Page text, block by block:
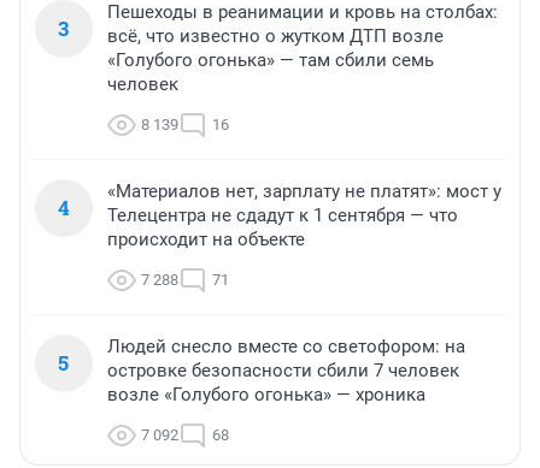
3
Пешеходы в реанимации и кровь на столбах:
всё, что известно о жутком ДТП возле
«Голубого огонька» — там сбили семь
человек
8 139 16
4
«Материалов нет, зарплату не платят»: мост у
Телецентра не сдадут к 1 сентября — что
происходит на объекте
7 288 71
5
Людей снесло вместе со светофором: на
островке безопасности сбили 7 человек
возле «Голубого огонька» — хроника
7 092 68